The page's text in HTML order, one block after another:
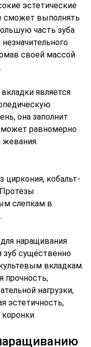
эстетические
сможет выполнять
часть зуба
своей массой
является
она заполнит
равномерно
жевания.
циркония, кобальт-
слепкам в
наращивания
зуб существенно
вкладкам.
прочность,
нагрузки,
эстетичность,